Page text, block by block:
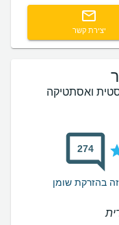
יצירת קשר
ואסתטיקה
274